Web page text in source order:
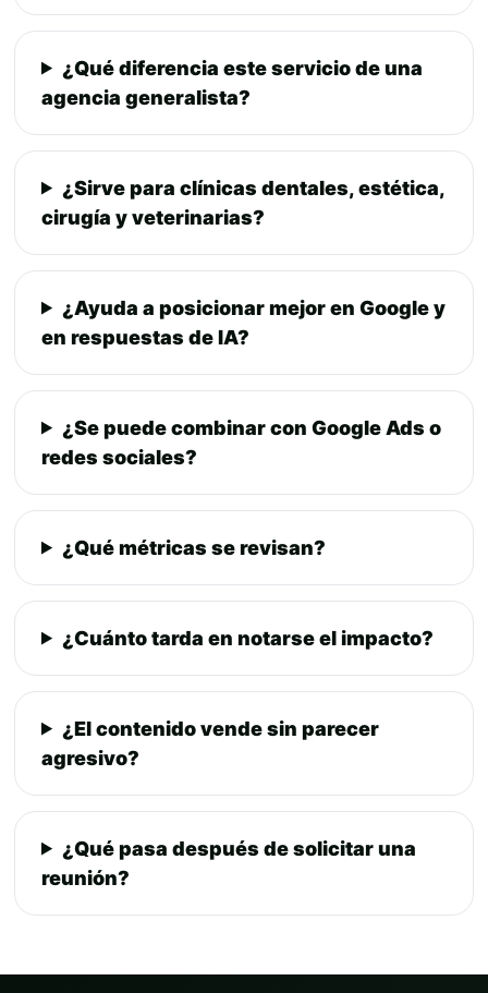
¿Qué diferencia este servicio de una
agencia generalista?
¿Sirve para clínicas dentales, estética,
cirugía y veterinarias?
¿Ayuda a posicionar mejor en Google y
en respuestas de IA?
¿Se puede combinar con Google Ads o
redes sociales?
¿Qué métricas se revisan?
¿Cuánto tarda en notarse el impacto?
¿El contenido vende sin parecer
agresivo?
¿Qué pasa después de solicitar una
reunión?